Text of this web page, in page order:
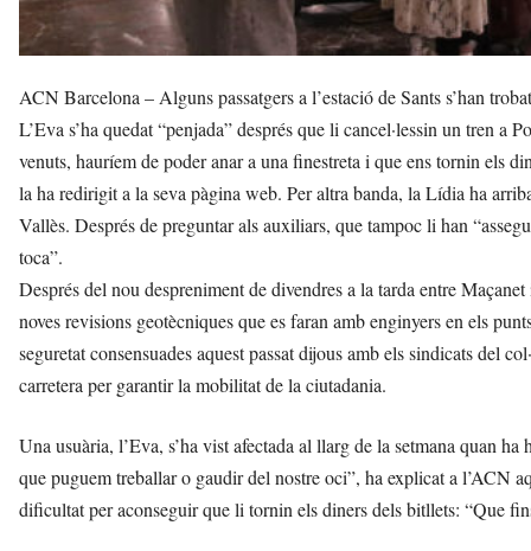
ACN Barcelona – Alguns passatgers a l’estació de Sants s’han
L’Eva s’ha quedat “penjada” després que li cancel·lessin un tren
venuts, hauríem de poder anar a una finestreta i que ens tornin els
la ha redirigit a la seva pàgina web. Per altra banda, la Lídia ha
Vallès. Després de preguntar als auxiliars, que tampoc li han
toca”.
Després del nou despreniment de divendres a la tarda entre
noves revisions geotècniques que es faran amb enginyers en els
seguretat consensuades aquest passat dijous amb els sindicats del
carretera per garantir la mobilitat de la ciutadania.
Una usuària, l’Eva, s’ha vist afectada al llarg de la setmana quan
que puguem treballar o gaudir del nostre oci”, ha explicat a l’ACN
dificultat per aconseguir que li tornin els diners dels bitllets: “Que